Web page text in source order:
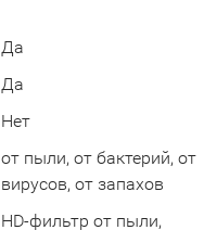
Да
Да
Нет
от пыли, от бактерий, от
вирусов, от запахов
HD-фильтр от пыли,